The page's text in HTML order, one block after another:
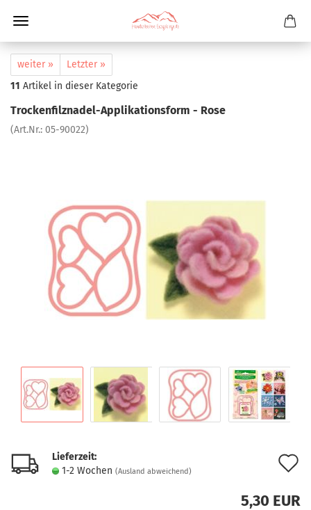
weiter »
Letzter »
11 Artikel in dieser Kategorie
Trockenfilznadel-Applikationsform - Rose
(Art.Nr.: 05-90022)
Lieferzeit:
1-2 Wochen (Ausland abweichend)
5,30 EUR